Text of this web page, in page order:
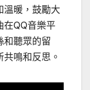
溫暖，鼓勵大
在QQ音樂平
和聽眾的留
鳴和反思。